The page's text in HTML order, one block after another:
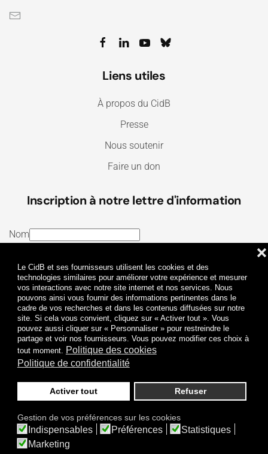
Le CidB et ses fournisseurs utilisent les cookies et des
technologies similaires pour améliorer votre expérience et mesurer
vos interactions avec notre site internet et nos services. Nous
pouvons ainsi vous fournir des informations pertinentes dans le
cadre de vos recherches et dans les contenus diffusées sur notre
site. Si cela vous convient, cliquez sur « Activer tout ». Vous
pouvez aussi cliquer sur « Personnaliser » pour restreindre le
partage et voir nos fournisseurs. Vous pouvez modifier ces choix à
tout moment. Politique des cookies
Politique de confidentialité
Activer tout Refuser
❌
Gestion de vos préférences sur les cookies
Indispensables Préférences
Statistiques
Marketing
Liens utiles
À propos du CidB
Presse
Nous soutenir
Faire un don
Inscription à notre lettre d'information
Nom
J’ai lu et j’accepte lesTermes et conditionset la
Politique de confidentialité
Je m'abonne
© 2009-2026 CidB. Tous droits réservés.